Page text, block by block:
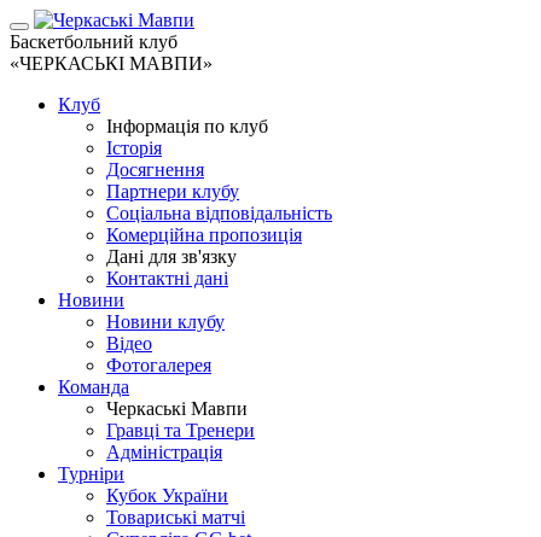
Баскетбольний клуб
«ЧЕРКАСЬКІ МАВПИ»
Клуб
Інформація по клуб
Історія
Досягнення
Партнери клубу
Соціальна відповідальність
Комерційна пропозиція
Дані для зв'язку
Контактні дані
Новини
Новини клубу
Відео
Фотогалерея
Команда
Черкаські Мавпи
Гравці та Тренери
Адміністрація
Турніри
Кубок України
Товариські матчі